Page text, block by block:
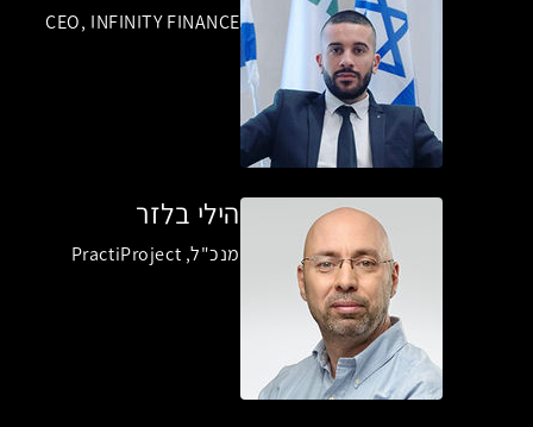
CEO, INFINITY FINANCE
הילי בלזר
מנכ"ל, PractiProject